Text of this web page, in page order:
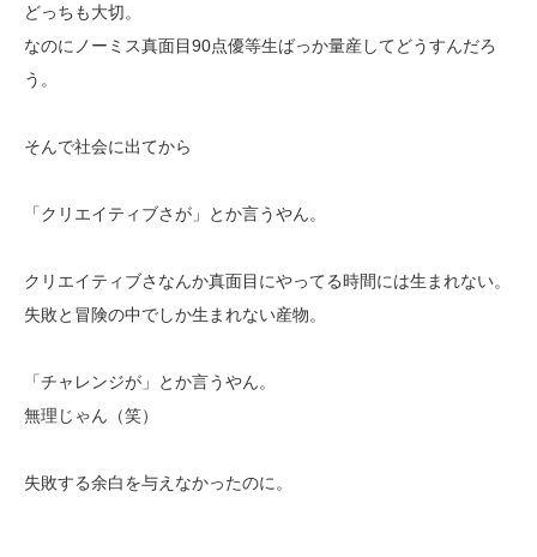
どっちも大切。
なのにノーミス真面目90点優等生ばっか量産してどうすんだろ
う。
そんで社会に出てから
「クリエイティブさが」とか言うやん。
クリエイティブさなんか真面目にやってる時間には生まれない。
失敗と冒険の中でしか生まれない産物。
「チャレンジが」とか言うやん。
無理じゃん（笑）
失敗する余白を与えなかったのに。